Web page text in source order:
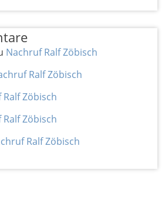
Nachruf Ralf Zöbisch
Ralf Zöbisch
Zöbisch
Zöbisch
Ralf Zöbisch